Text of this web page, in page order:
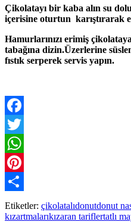
Çikolatayı bir kaba alın su dolu
içerisine oturtun karıştırarak
Hamurlarınızı erimiş
tabağına dizin.Üzerlerine
fıstık serperek servis yapın.
Facebook
Twitter
WhatsApp
Pinterest
Paylaş
Etiketler: çikolatalıdonutdonut
kızartmalarıkızaran tariflertatlı